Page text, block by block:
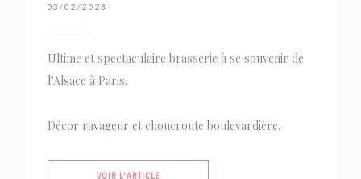
03/02/2023
Ultime et spectaculaire brasserie à se souvenir de
l’Alsace à Paris.
Décor ravageur et choucroute boulevardière.
VOIR L'ARTICLE((OUVRE UNE NOUVELLE FENÊTRE))